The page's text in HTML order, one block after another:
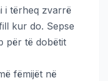
i tërheq zvarrë
kur do. Sepse
për të dobëtit
fëmijët në